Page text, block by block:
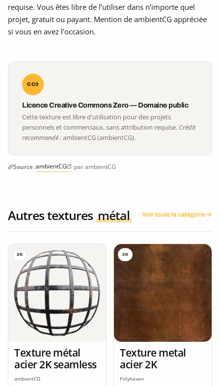
requise. Vous êtes libre de l’utiliser dans n’importe quel
projet, gratuit ou payant. Mention de ambientCG appréciée
si vous en avez l’occasion.
CC0
Licence Creative Commons Zero — Domaine public
Cette texture est libre d'utilisation pour des projets
personnels et commerciaux, sans attribution requise. Crédit
recommandé :ambientCG (ambientCG).
Source :ambientCG · par ambientCG
Autres textures métal Voir toute la catégorie
2K
Texture métal
acier 2K seamless
ambientCG
2K
Texture metal
acier 2K
Polyhaven